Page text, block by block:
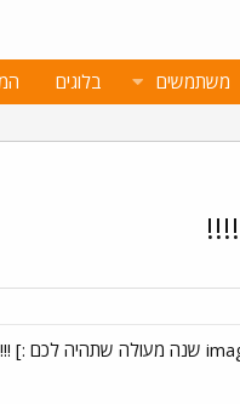
משתמשים בלוגים